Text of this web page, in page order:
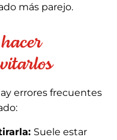
más parejo.
errores frecuentes
Suele estar